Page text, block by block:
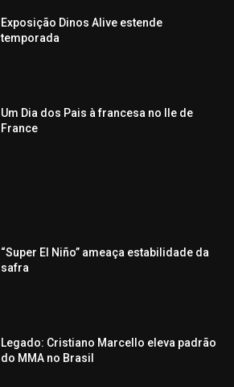
Exposição Dinos Alive estende
temporada
Um Dia dos Pais à francesa no Ile de
France
“Super El Niño” ameaça estabilidade da
safra
Legado: Cristiano Marcello eleva padrão
do MMA no Brasil